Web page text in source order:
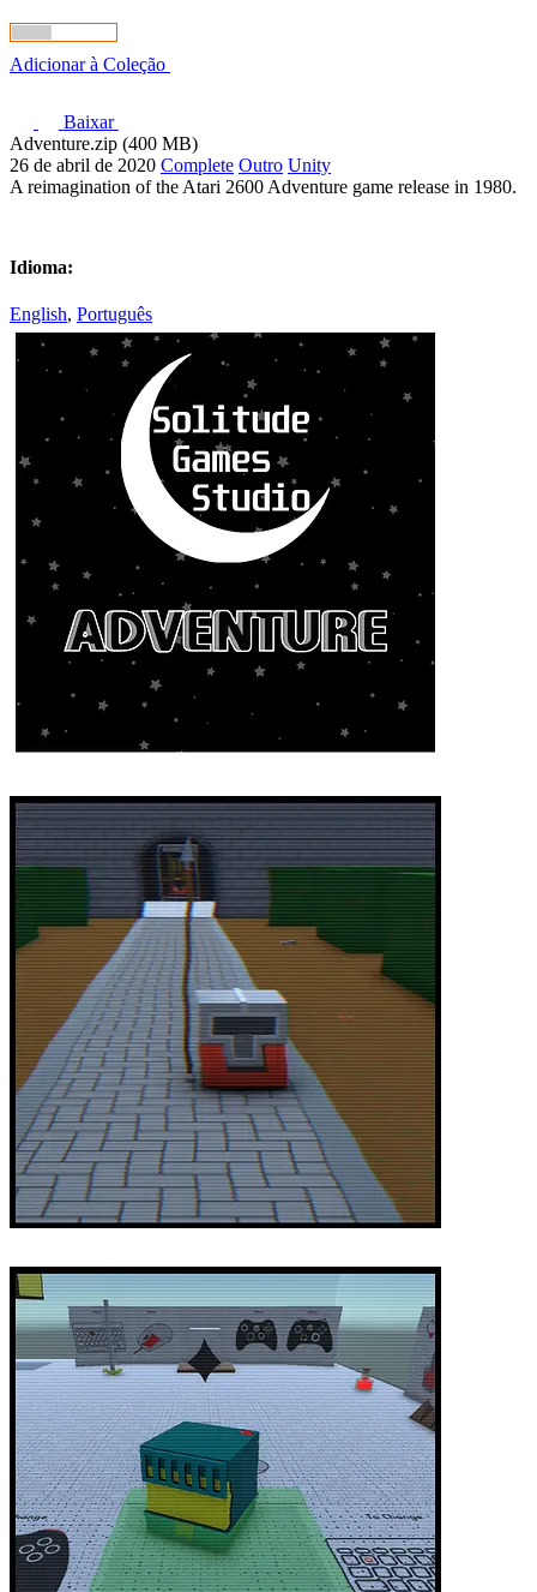
Adicionar à Coleção
Baixar
Adventure.zip (400 MB)
26 de abril de 2020 Complete Outro Unity
A reimagination of the Atari 2600 Adventure game release in 1980.
Idioma:
English, Português